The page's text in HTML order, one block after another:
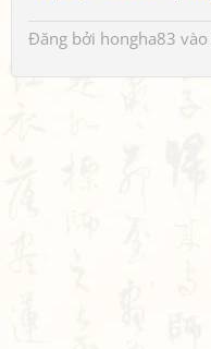
Đăng bởi hongha83